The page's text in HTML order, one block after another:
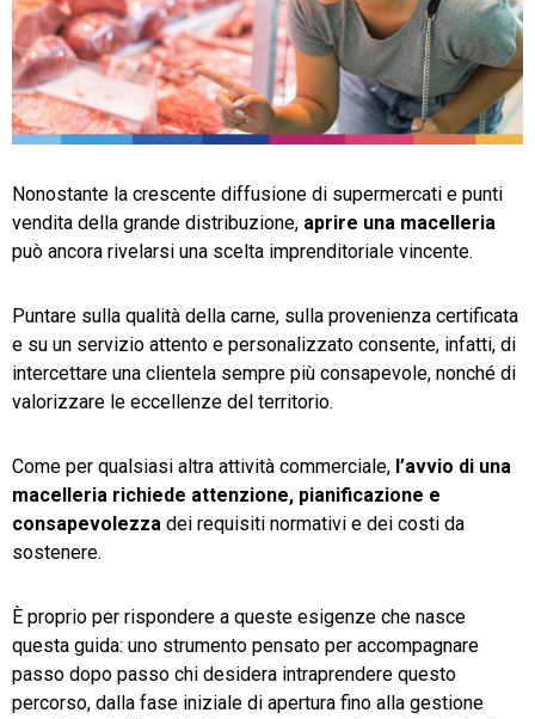
TeamSystem Corporate
TeamSystem Store
Nonostante la crescente diffusione di supermercati e punti
vendita della grande distribuzione, aprire una macelleria
può ancora rivelarsi una scelta imprenditoriale vincente.
Puntare sulla qualità della carne, sulla provenienza certificata
e su un servizio attento e personalizzato consente, infatti, di
intercettare una clientela sempre più consapevole, nonché di
valorizzare le eccellenze del territorio.
Come per qualsiasi altra attività commerciale, l’avvio di una
macelleria richiede attenzione, pianificazione e
consapevolezza dei requisiti normativi e dei costi da
sostenere.
È proprio per rispondere a queste esigenze che nasce
questa guida: uno strumento pensato per accompagnare
passo dopo passo chi desidera intraprendere questo
percorso, dalla fase iniziale di apertura fino alla gestione